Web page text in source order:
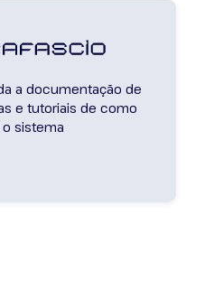
a documentação de
e tutoriais de como
sistema